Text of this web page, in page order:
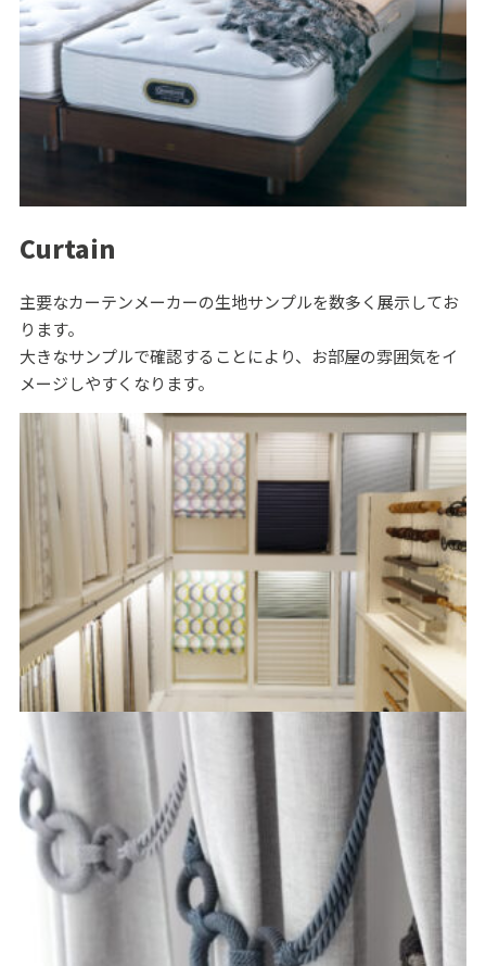
Curtain
主要なカーテンメーカーの生地サンプルを数多く展示してお
ります。
大きなサンプルで確認することにより、お部屋の雰囲気をイ
メージしやすくなります。